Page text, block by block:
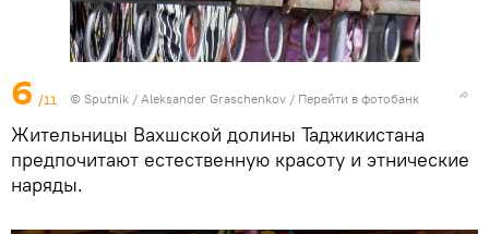
6 /11 © Sputnik / Aleksander Graschenkov / Перейти в фотобанк
Жительницы Вахшской долины Таджикистана
предпочитают естественную красоту и этнические
наряды.